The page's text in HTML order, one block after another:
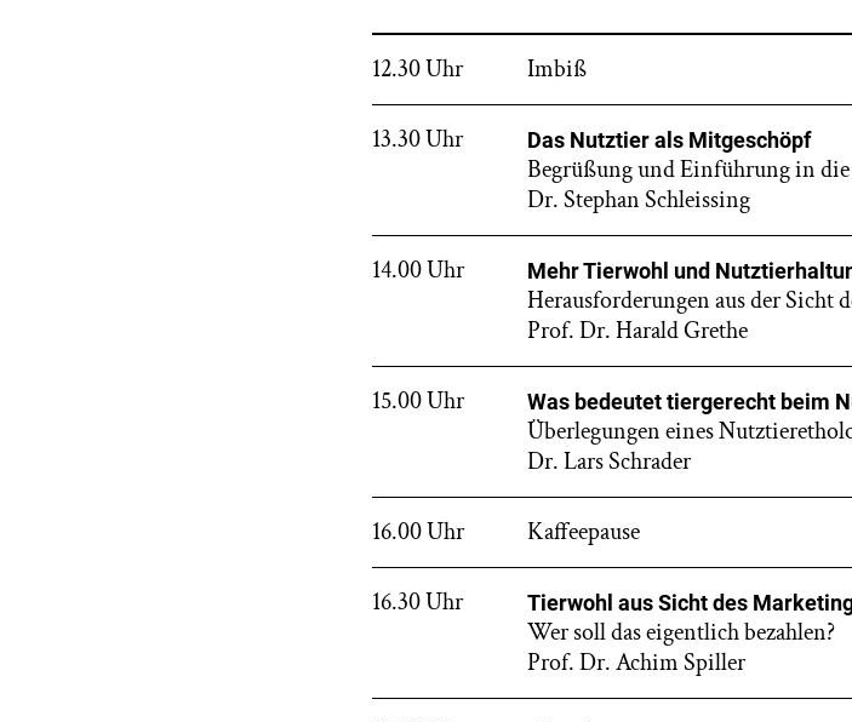
12.30 Uhr Imbiß
13.30 Uhr Das Nutztier als Mitgeschöpf
Begrüßung und Einführung in
Dr. Stephan Schleissing
14.00 Uhr Mehr Tierwohl und
Herausforderungen aus der Sicht
Prof. Dr. Harald Grethe
15.00 Uhr Was bedeutet tiergerecht beim
Überlegungen eines
Dr. Lars Schrader
16.00 Uhr Kaffeepause
16.30 Uhr Tierwohl aus Sicht des
Wer soll das eigentlich bezahlen?
Prof. Dr. Achim Spiller